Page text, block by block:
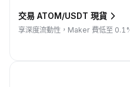
交易 ATOM/USDT 現貨
享深度流動性，Maker 費低至